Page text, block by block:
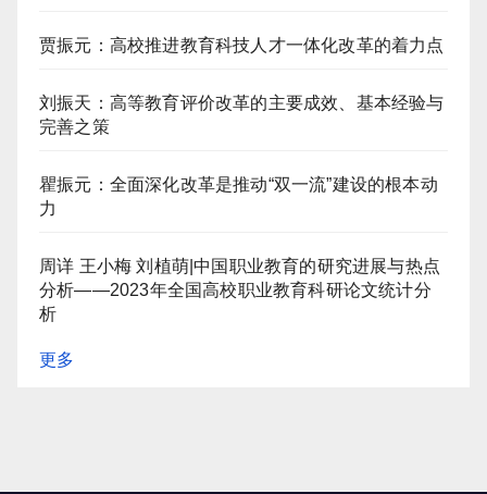
贾振元：高校推进教育科技人才一体化改革的着力点
刘振天：高等教育评价改革的主要成效、基本经验与
完善之策
瞿振元：全面深化改革是推动“双一流”建设的根本动
力
周详 王小梅 刘植萌|中国职业教育的研究进展与热点
分析——2023年全国高校职业教育科研论文统计分
析
更多